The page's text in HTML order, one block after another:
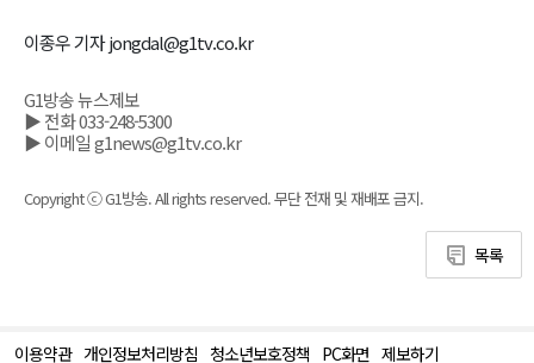
이종우 기자 jongdal@g1tv.co.kr
G1방송 뉴스제보
▶ 전화 033-248-5300
▶ 이메일 g1news@g1tv.co.kr
Copyright ⓒ G1방송. All rights reserved. 무단 전재 및 재배포 금지.
목록
이용약관 개인정보처리방침 청소년보호정책 PC화면 제보하기